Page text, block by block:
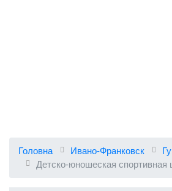
Головна Ивано-Франковск
Детско-юношеская